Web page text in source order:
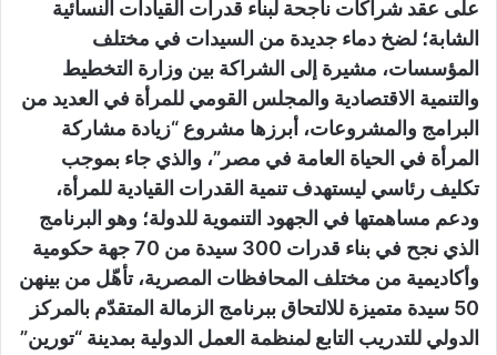
على عقد شراكات ناجحة لبناء قدرات القيادات النسائية
الشابة؛ لضخ دماء جديدة من السيدات في مختلف
المؤسسات، مشيرة إلى الشراكة بين وزارة التخطيط
والتنمية الاقتصادية والمجلس القومي للمرأة في العديد من
البرامج والمشروعات، أبرزها مشروع “زيادة مشاركة
المرأة في الحياة العامة في مصر”، والذي جاء بموجب
تكليف رئاسي ليستهدف تنمية القدرات القيادية للمرأة،
ودعم مساهمتها في الجهود التنموية للدولة؛ وهو البرنامج
الذي نجح في بناء قدرات 300 سيدة من 70 جهة حكومية
وأكاديمية من مختلف المحافظات المصرية، تأهّل من بينهن
50 سيدة متميزة للالتحاق ببرنامج الزمالة المتقدّم بالمركز
الدولي للتدريب التابع لمنظمة العمل الدولية بمدينة “تورين”